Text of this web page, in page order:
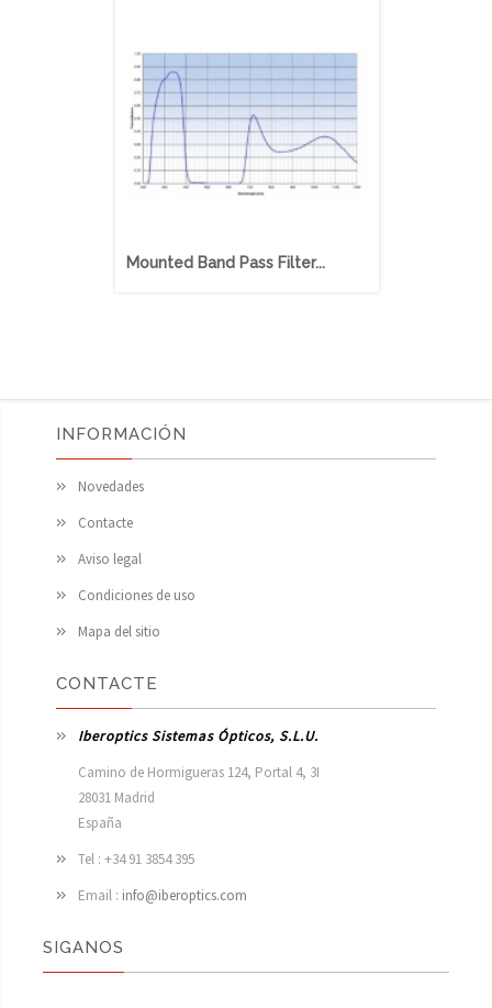
Mounted Band Pass Filter...
INFORMACIÓN
Novedades
Contacte
Aviso legal
Condiciones de uso
Mapa del sitio
CONTACTE
Iberoptics Sistemas Ópticos, S.L.U.
Camino de Hormigueras 124, Portal 4, 3I
28031 Madrid
España
Tel : +34 91 3854 395
Email : info@iberoptics.com
SIGANOS